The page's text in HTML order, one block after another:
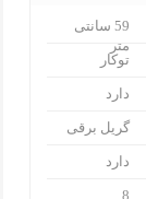
59 سانتی
متر
توکار
دارد
گریل برقی
دارد
8